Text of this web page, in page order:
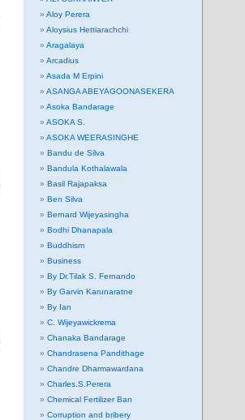
Aloy Perera
Aloysius Hettiarachchi
Aragalaya
Arcadius
Asada M Erpini
ASANGA ABEYAGOONASEKERA
Asoka Bandarage
ASOKA S.
ASOKA WEERASINGHE
Bandu de Silva
Bandula Kothalawala
Basil Rajapaksa
Ben Silva
Bernard Wijeyasingha
Bodhi Dhanapala
Buddhism
Business
By Dr.Tilak S. Fernando
By Garvin Karunaratne
By Ian
C. Wijeyawickrema
Chanaka Bandarage
Chandrasena Pandithage
Chandre Dharmawardana
Charles.S.Perera
Chemical Fertilizer Ban
Corruption and bribery